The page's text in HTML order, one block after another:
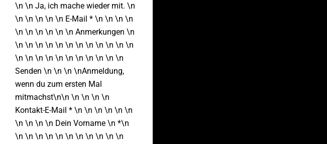
\n \n Ja, ich mache wieder mit. \n
\n \n \n \n \n E-Mail * \n \n \n \n
\n \n \n \n \n \n Anmerkungen \n
\n \n \n \n \n \n \n \n \n \n \n \n
\n \n \n \n \n \n \n \n \n \n \n
Senden \n \n \n \nAnmeldung,
wenn du zum ersten Mal
mitmachst\n\n \n \n \n \n
Kontakt-E-Mail * \n \n \n \n \n \n
\n \n \n \n Dein Vorname \n *\n
\n \n \n \n \n \n \n \n \n \n \n